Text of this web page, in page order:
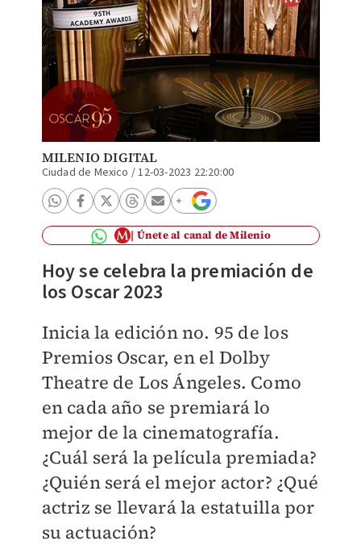
MILENIO DIGITAL
Ciudad de Mexico /12-03-2023 22:20:00
Únete al canal de Milenio
Hoy se celebra la premiación de
los Oscar 2023
Inicia la edición no. 95 de los
Premios Oscar, en el Dolby
Theatre de Los Ángeles. Como
en cada año se premiará lo
mejor de la cinematografía.
¿Cuál será la película premiada?
¿Quién será el mejor actor? ¿Qué
actriz se llevará la estatuilla por
su actuación?